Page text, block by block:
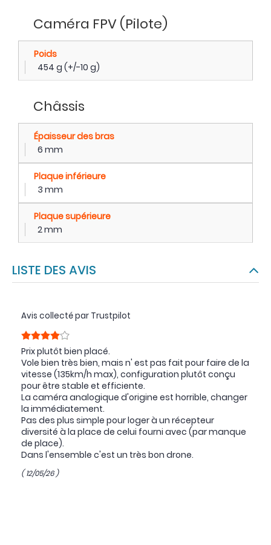
Caméra FPV (Pilote)
Poids
454 g (+/-10 g)
Châssis
Épaisseur des bras
6 mm
Plaque inférieure
3 mm
Plaque supérieure
2 mm
LISTE DES AVIS
Avis collecté par Trustpilot
Prix plutôt bien placé.
Vole bien très bien, mais n' est pas fait pour faire de la
vitesse (135km/h max), configuration plutôt conçu
pour être stable et efficiente.
La caméra analogique d'origine est horrible, changer
la immédiatement.
Pas des plus simple pour loger à un récepteur
diversité à la place de celui fourni avec (par manque
de place).
Dans l'ensemble c'est un très bon drone.
( 12/05/26 )